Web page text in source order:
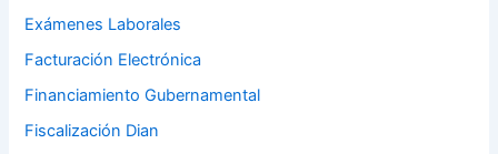
Exámenes Laborales
Facturación Electrónica
Financiamiento Gubernamental
Fiscalización Dian